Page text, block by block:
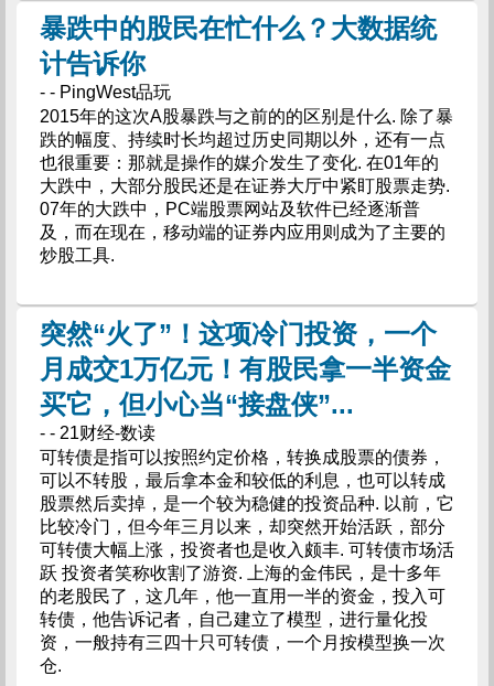
暴跌中的股民在忙什么？大数据统
计告诉你
- - PingWest品玩
2015年的这次A股暴跌与之前的的区别是什么. 除了暴
跌的幅度、持续时长均超过历史同期以外，还有一点
也很重要：那就是操作的媒介发生了变化. 在01年的
大跌中，大部分股民还是在证券大厅中紧盯股票走势.
07年的大跌中，PC端股票网站及软件已经逐渐普
及，而在现在，移动端的证券内应用则成为了主要的
炒股工具.
突然“火了”！这项冷门投资，一个
月成交1万亿元！有股民拿一半资金
买它，但小心当“接盘侠”...
- - 21财经-数读
可转债是指可以按照约定价格，转换成股票的债券，
可以不转股，最后拿本金和较低的利息，也可以转成
股票然后卖掉，是一个较为稳健的投资品种. 以前，它
比较冷门，但今年三月以来，却突然开始活跃，部分
可转债大幅上涨，投资者也是收入颇丰. 可转债市场活
跃 投资者笑称收割了游资. 上海的金伟民，是十多年
的老股民了，这几年，他一直用一半的资金，投入可
转债，他告诉记者，自己建立了模型，进行量化投
资，一般持有三四十只可转债，一个月按模型换一次
仓.